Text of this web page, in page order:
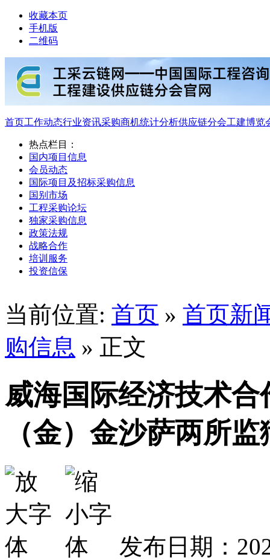
收藏本页
手机版
二维码
首页工作动态行业资讯采购商机统计分析供应链分会工建博览
热点栏目：
国内项目信息
会员动态
国际项目及招标采购信息
国别市场
工程采购论坛
独家采购信息
政策法规
战略合作
培训服务
投资信保
当前位置: 首页 » 首页新
购信息 » 正文
威海国际经济技术
（金）金沙萨两所
发布日期：